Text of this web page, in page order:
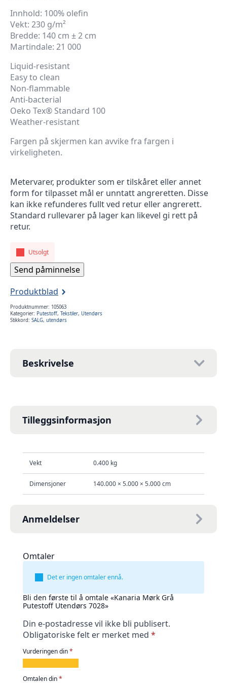
Innhold: 100% olefin
Vekt: 230 g/m²
Bredde: 140 cm ± 2 cm
Martindale: 21 000
Liquid-resistant
Easy to clean
Non-flammable
Anti-bacterial
Oeko Tex® Standard 100
Weather-resistant
Fargen på skjermen kan avvike fra fargen i
virkeligheten.
Metervarer, produkter som er tilskåret eller annet
form for tilpasset mål er unntatt angreretten. Disse
kan ikke refunderes fullt ved retur eller angrerett.
Standard rullevarer på lager kan likevel gi rett på
retur.
Utsolgt
Send påminnelse
Produktblad
Produktnummer: 105063
Kategorier: Putestoff, Tekstiler, Utendørs
Stikkord: SALG, utendørs
Beskrivelse
Tilleggsinformasjon
Vekt 0.400 kg
Dimensjoner 140.000 × 5.000 × 5.000 cm
Anmeldelser
Omtaler
Det er ingen omtaler ennå.
Bli den første til å omtale «Kanaria Mørk Grå
Putestoff Utendørs 7028»
Din e-postadresse vil ikke bli publisert.
Obligatoriske felt er merket med *
Vurderingen din*
av av av av
Omtalen din*